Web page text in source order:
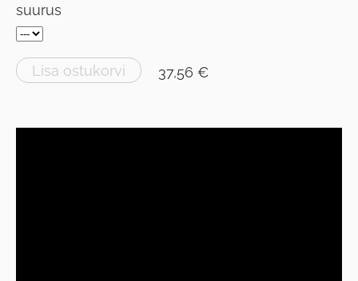
suurus
Lisa ostukorvi 37,56 €